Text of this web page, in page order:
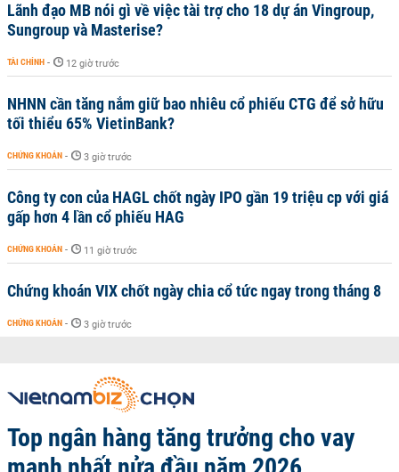
Lãnh đạo MB nói gì về việc tài trợ cho 18 dự án Vingroup,
Sungroup và Masterise?
TÀI CHÍNH - 12 giờ trước
NHNN cần tăng nắm giữ bao nhiêu cổ phiếu CTG để sở hữu
tối thiểu 65% VietinBank?
CHỨNG KHOÁN - 3 giờ trước
Công ty con của HAGL chốt ngày IPO gần 19 triệu cp với giá
gấp hơn 4 lần cổ phiếu HAG
CHỨNG KHOÁN - 11 giờ trước
Chứng khoán VIX chốt ngày chia cổ tức ngay trong tháng 8
CHỨNG KHOÁN - 3 giờ trước
Top ngân hàng tăng trưởng cho vay